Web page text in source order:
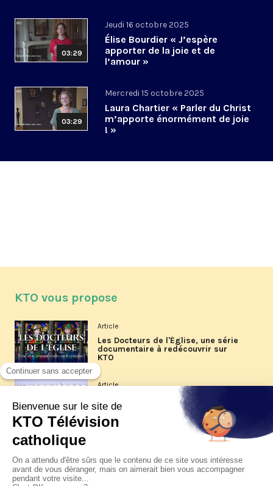
03:29
Jeudi 16 octobre 2025
Élise Bourdier « J’espère
apporter de la joie et de
l’amour »
03:29
Mercredi 15 octobre 2025
Laura Chartier « Parler du Christ
m’apporte énormément de joie
! »
KTO vous propose
Article
Les Docteurs de l'Église, une série
documentaire à redécouvrir sur
KTO
Article
Les reportages d'été 2026 de KTO
La visite pastorale du pape Léon
XIV à Assise à suivre sur KTO le
jeudi 6 août